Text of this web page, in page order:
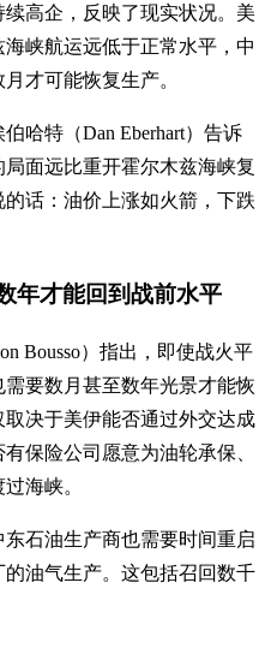
高企，反映了现实状况。美
峡航运远低于正常水平，中
才可能恢复生产。
哈特（Dan Eberhart）告诉
局面远比重开霍尔木兹海峡复
话：油价上涨如火箭，下跌
年才能回到战前水平
Bousso）指出，即使战火平
要数月甚至数年光景才能恢
决于美伊能否通过外交达成
保险公司愿意为油轮承保、
海峡。
石油生产商也需要时间重启
油气生产。这包括召回数千